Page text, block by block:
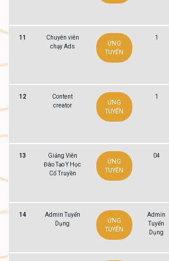
11
Chuyên viên
chạy Ads
ỨNG
TUYỂN
1
12
Content
creator
ỨNG
TUYỂN
1
13
Giảng Viên
Đào Tạo Y Học
Cổ Truyền
ỨNG
TUYỂN
04
14
Admin Tuyển
Dụng
ỨNG
TUYỂN
Admin
Tuyển
Dụng